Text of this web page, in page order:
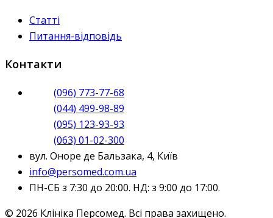
Статті
Питання-відповідь
Контакти
(096) 773-77-68
(044) 499-98-89
(095) 123-93-93
(063) 01-02-300
вул. Оноре де Бальзака, 4, Київ
info@persomed.com.ua
ПН-СБ з 7:30 до 20:00. НД: з 9:00 до 17:00.
© 2026 Клініка Персомед. Всі права захищено.